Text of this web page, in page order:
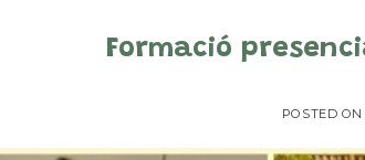
Formació
POSTED